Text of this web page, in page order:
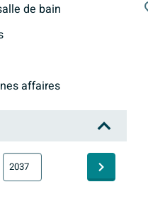
de bain
affaires
Collaro